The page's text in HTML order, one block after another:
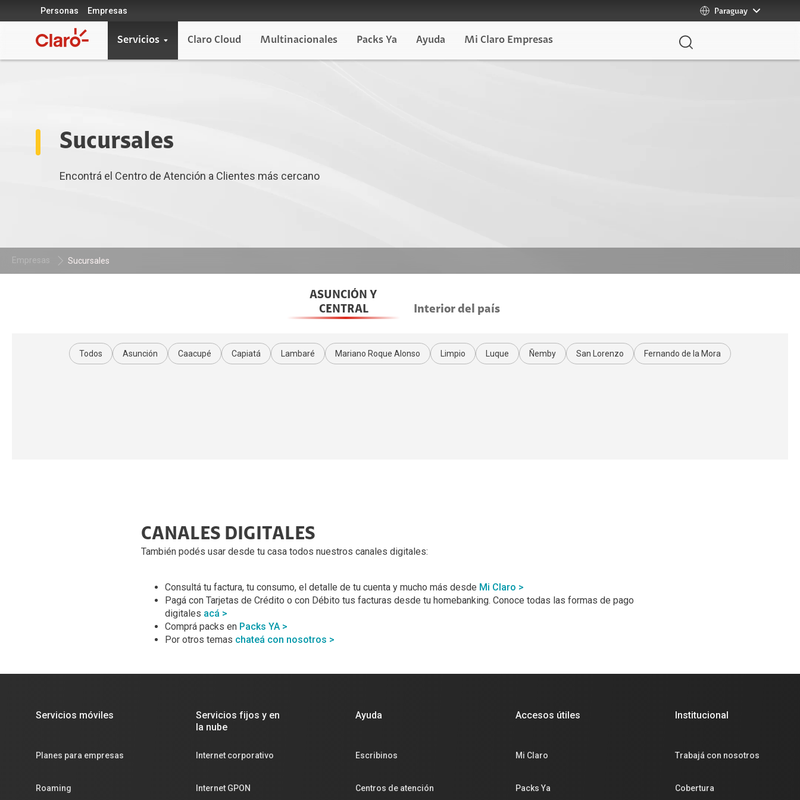
Personas Empresas Paraguay
Servicios Claro Cloud Multinacionales Packs Ya Ayuda Mi Claro Empresas
Sucursales
Encontrá el Centro de Atención a Clientes más cercano
Empresas Sucursales
ASUNCIÓN Y
CENTRAL
Interior del país
Todos Asunción Caacupé Capiatá Lambaré Mariano Roque Alonso Limpio Luque Ñemby San Lorenzo Fernando de la Mora
CANALES DIGITALES
También podés usar desde tu casa todos nuestros canales digitales:
Consultá tu factura, tu consumo, el detalle de tu cuenta y mucho más desde Mi Claro >
Pagá con Tarjetas de Crédito o con Débito tus facturas desde tu homebanking. Conoce todas las formas de pago
digitales acá >
Comprá packs en Packs YA >
Por otros temas chateá con nosotros >
Servicios móviles
Planes para empresas
Roaming
Servicios fijos y en
la nube
Internet corporativo
Internet GPON
Ayuda
Escribinos
Centros de atención
Accesos útiles
Mi Claro
Packs Ya
Institucional
Trabajá con nosotros
Cobertura